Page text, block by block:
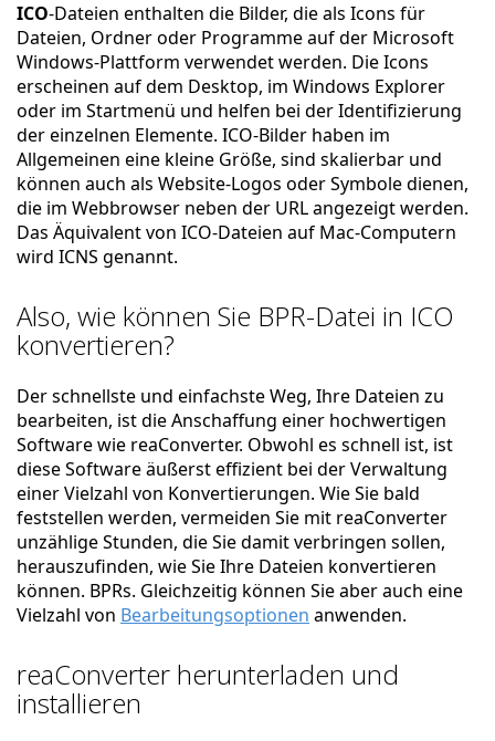
ICO-Dateien enthalten die Bilder, die als Icons für
Dateien, Ordner oder Programme auf der Microsoft
Windows-Plattform verwendet werden. Die Icons
erscheinen auf dem Desktop, im Windows Explorer
oder im Startmenü und helfen bei der Identifizierung
der einzelnen Elemente. ICO-Bilder haben im
Allgemeinen eine kleine Größe, sind skalierbar und
können auch als Website-Logos oder Symbole dienen,
die im Webbrowser neben der URL angezeigt werden.
Das Äquivalent von ICO-Dateien auf Mac-Computern
wird ICNS genannt.
Also, wie können Sie BPR-Datei in ICO
konvertieren?
Der schnellste und einfachste Weg, Ihre Dateien zu
bearbeiten, ist die Anschaffung einer hochwertigen
Software wie reaConverter. Obwohl es schnell ist, ist
diese Software äußerst effizient bei der Verwaltung
einer Vielzahl von Konvertierungen. Wie Sie bald
feststellen werden, vermeiden Sie mit reaConverter
unzählige Stunden, die Sie damit verbringen sollen,
herauszufinden, wie Sie Ihre Dateien konvertieren
können. BPRs. Gleichzeitig können Sie aber auch eine
Vielzahl von Bearbeitungsoptionen anwenden.
reaConverter herunterladen und
installieren